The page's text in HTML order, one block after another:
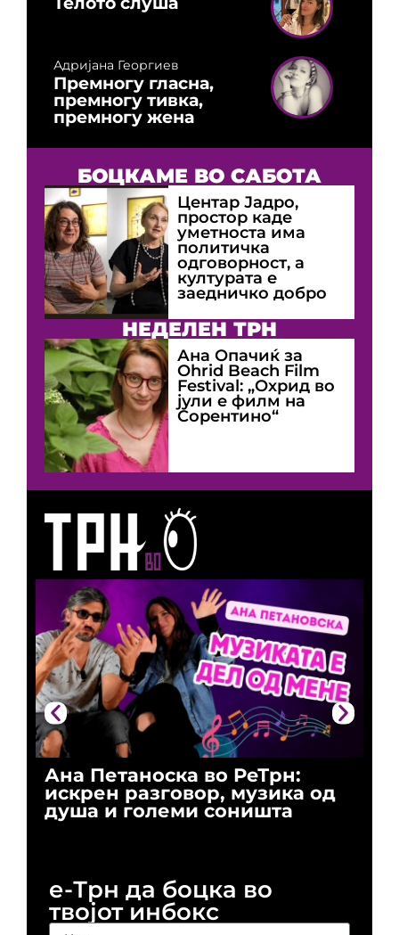
Ана Петаноска во РеТрн:
искрен разговор, музика од
душа и големи соништа
Адријана Георгиев
Премногу гласна,
премногу тивка,
премногу жена
БОЦКАМЕ ВО САБОТА
Центар Јадро,
простор каде
уметноста има
политичка
одговорност, а
културата е
заедничко добро
НЕДЕЛЕН ТРН
Ана Опачиќ за
Оhrid Beach Film
Festival: „Охрид во
јули е филм на
Сорентино“
е-Трн да боцка во
твојот инбокс